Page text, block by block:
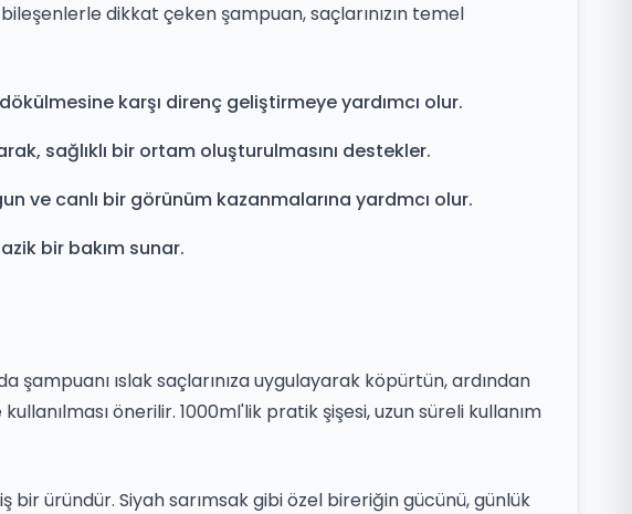
dikkat çeken şampuan, saçlarınızın temel
karşı direnç geliştirmeye yardımcı olur.
sağlıklı bir ortam oluşturulmasını destekler.
ve canlı bir görünüm kazanmalarına yardmcı olur.
bir bakım sunar.
şampuanı ıslak saçlarınıza uygulayarak köpürtün, ardından
önerilir. 1000ml'lik pratik şişesi, uzun süreli kullanım
üründür. Siyah sarımsak gibi özel bireriğin gücünü, günlük